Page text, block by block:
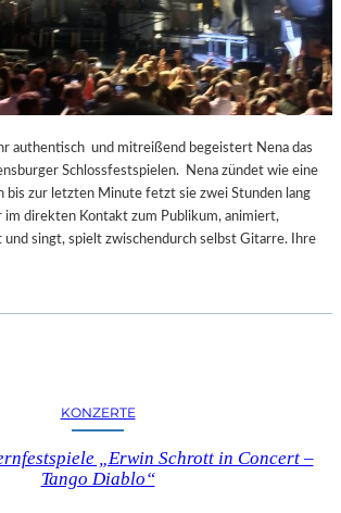
authentisch und mitreißend begeistert Nena das
Schlossfestspielen. Nena zündet wie eine
bis zur letzten Minute fetzt sie zwei Stunden lang
im direkten Kontakt zum Publikum, animiert,
singt, spielt zwischendurch selbst Gitarre. Ihre
KONZERTE
„Erwin Schrott in Concert –
Tango Diablo“